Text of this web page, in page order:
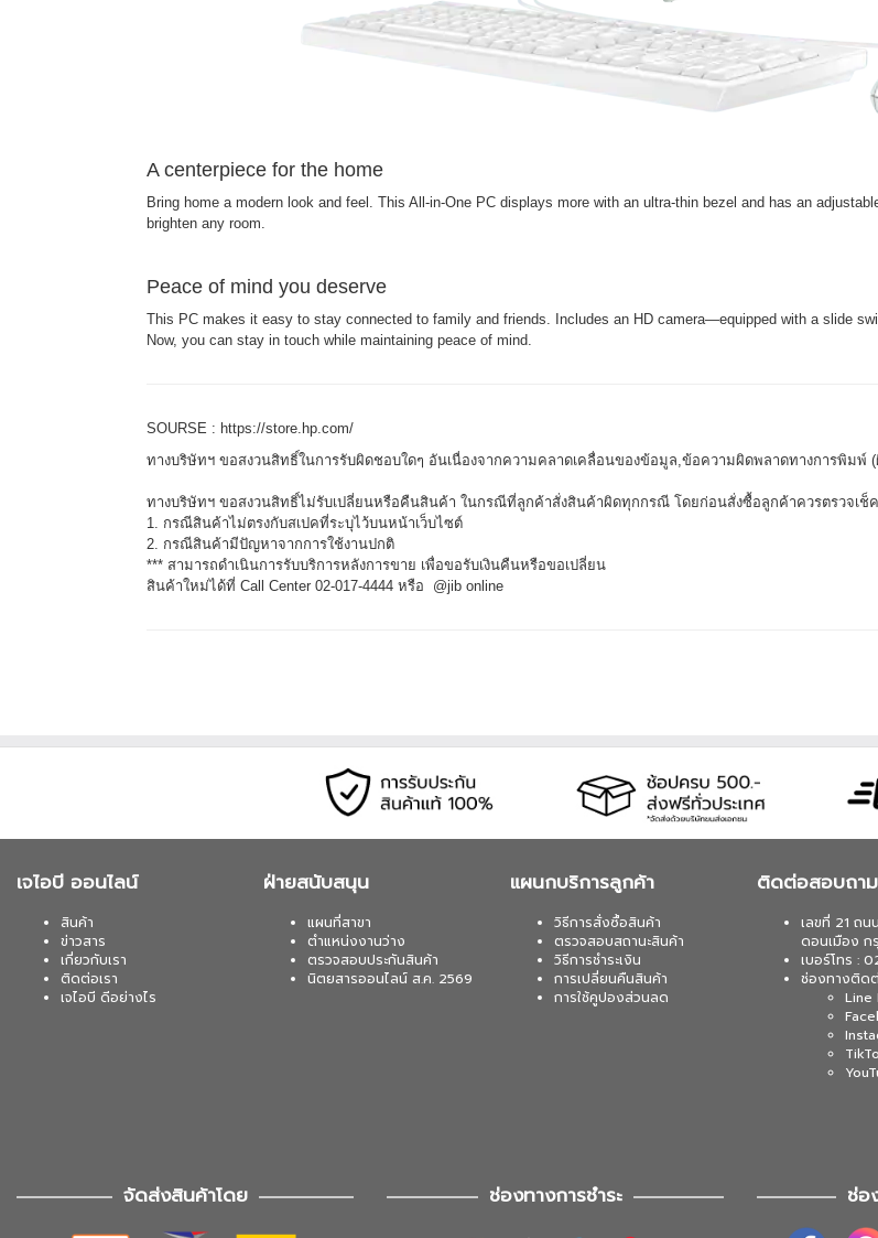
A centerpiece for the home
Bring home a modern look and feel. This All-in-One PC displays more with an ultra-thin bezel and has an
brighten any room.
Peace of mind you deserve
This PC makes it easy to stay connected to family and friends. Includes an HD camera—equipped with a slide
Now, you can stay in touch while maintaining peace of mind.
SOURSE : https://store.hp.com/
ทางบริษัทฯ ขอสงวนสิทธิ์ในการรับผิดชอบใดๆ อันเนื่องจากความคลาดเคลื่อนของข้อมูล,ข้อความผิดพลาดทางการพิมพ์
ทางบริษัทฯ ขอสงวนสิทธิ์ไม่รับเปลี่ยนหรือคืนสินค้า ในกรณีที่ลูกค้าสั่งสินค้าผิดทุกกรณี โดยก่อนสั่งซื้อลูกค้าควรตรวจเช็
1. กรณีสินค้าไม่ตรงกับสเปคที่ระบุไว้บนหน้าเว็บไซต์
2. กรณีสินค้ามีปัญหาจากการใช้งานปกติ
*** สามารถดำเนินการรับบริการหลังการขาย เพื่อขอรับเงินคืนหรือขอเปลี่ยน
สินค้าใหม่ได้ที่ Call Center 02-017-4444 หรือ @jib online
เจไอบี ออนไลน์
สินค้า
ข่าวสาร
เกี่ยวกับเรา
ติดต่อเรา
เจไอบี ดีอย่างไร
ฝ่ายสนับสนุน
แผนที่สาขา
ตำแหน่งงานว่าง
ตรวจสอบประกันสินค้า
นิตยสารออนไลน์ ส.ค. 2569
แผนกบริการลูกค้า
วิธีการสั่งซื้อสินค้า
ตรวจสอบสถานะสินค้า
วิธีการชำระเงิน
การเปลี่ยนคืนสินค้า
การใช้คูปองส่วนลด
ติดต่อสอบถาม
เลขที่ 21 ถ
ดอนเมือง ก
เบอร์โทร :
ช่องทางติด
Line
จัดส่งสินค้าโดย ช่องทางการชำระ ช่อ